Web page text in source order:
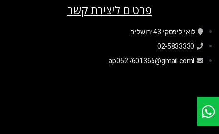
פרטים ליצירת קשר
לואי ליפסקי 43 ירושלים
02-5833330
ap0527601365@gmail.coml